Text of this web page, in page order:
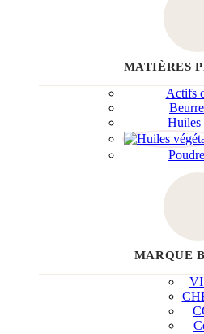
MATIÈRES
Actifs
Huiles
MARQUE